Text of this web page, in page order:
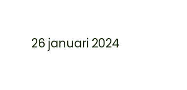
26 januari 2024